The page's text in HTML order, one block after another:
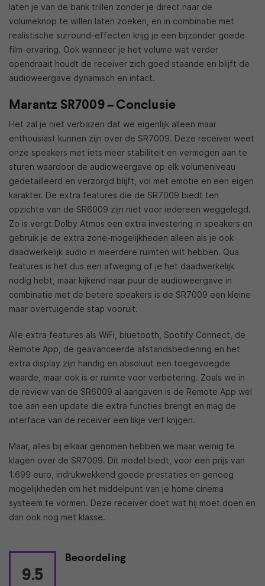
laten je van de bank trillen zonder je direct naar de
volumeknop te willen laten zoeken, en in combinatie met
realistische surround-effecten krijg je een bijzonder goede
film-ervaring. Ook wanneer je het volume wat verder
opendraait houdt de receiver zich goed staande en blijft de
audioweergave dynamisch en intact.
Marantz SR7009 – Conclusie
Het zal je niet verbazen dat we eigenlijk alleen maar
enthousiast kunnen zijn over de SR7009. Deze receiver weet
onze speakers met iets meer stabiliteit en vermogen aan te
sturen waardoor de audioweergave op elk volumeniveau
gedetailleerd en verzorgd blijft, vol met emotie en een eigen
karakter. De extra features die de SR7009 biedt ten
opzichte van de SR6009 zijn niet voor iedereen weggelegd.
Zo is vergt Dolby Atmos een extra investering in speakers en
gebruik je de extra zone-mogelijkheden alleen als je ook
daadwerkelijk audio in meerdere ruimten wilt hebben. Qua
features is het dus een afweging of je het daadwerkelijk
nodig hebt, maar kijkend naar puur de audioweergave in
combinatie met de betere speakers is de SR7009 een kleine
maar overtuigende stap vooruit.
Alle extra features als WiFi, bluetooth, Spotify Connect, de
Remote App, de geavanceerde afstandsbediening en het
extra display zijn handig en absoluut een toegevoegde
waarde, maar ook is er ruimte voor verbetering. Zoals we in
de review van de SR6009 al aangaven is de Remote App wel
toe aan een update die extra functies brengt en mag de
interface van de receiver een likje verf krijgen.
Maar, alles bij elkaar genomen hebben we maar weinig te
klagen over de SR7009. Dit model biedt, voor een prijs van
1.699 euro, indrukwekkend goede prestaties en genoeg
mogelijkheden om het middelpunt van je home cinema
systeem te vormen. Deze receiver doet wat hij moet doen en
dan ook nog met klasse.
9.5
Beoordeling